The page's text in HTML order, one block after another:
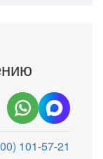
101-57-21